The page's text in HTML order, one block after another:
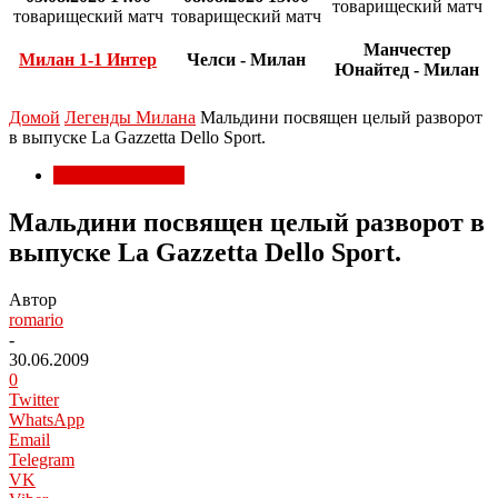
товарищеский матч
Милан 1-1 Интер
товарищеский матч
Челси - Милан
товарищеский матч
Манчестер
Юнайтед - Милан
Домой Легенды Милана Мальдини посвящен целый разворот
в выпуске La Gazzetta Dello Sport.
Мальдини посвящен целый разворот в
выпуске La Gazzetta Dello Sport.
Автор
romario
-
30.06.2009
0
Twitter
WhatsApp
Email
Telegram
VK